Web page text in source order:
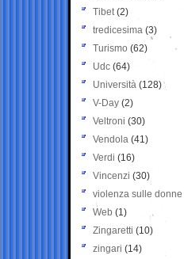
Tibet(2)
tredicesima (3)
Turismo (62)
Udc (64)
Università (128)
V-Day (2)
Veltroni (30)
Vendola (41)
Verdi (16)
Vincenzi (30)
violenza sulle donne
Web (1)
Zingaretti (10)
zingari (14)